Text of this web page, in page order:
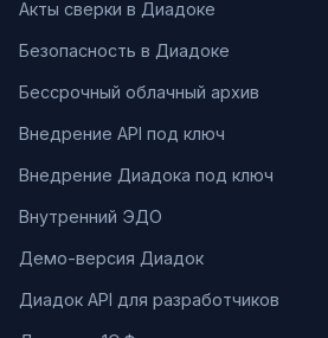
Акты сверки в Диадоке
Безопасность в Диадоке
Бессрочный облачный архив
Внедрение API под ключ
Внедрение Диадока под ключ
Внутренний ЭДО
Демо-версия Диадок
Диадок API для разработчиков